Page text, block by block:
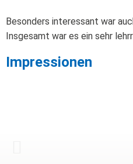
Besonders interessant war
Insgesamt war es ein sehr
Impressionen